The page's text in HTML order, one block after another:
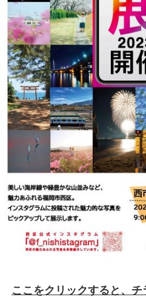
ここをクリックすると、